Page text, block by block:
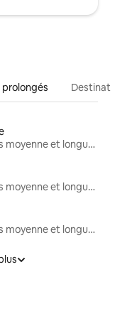
Locations moyenne et longue durée
Locations moyenne et longue durée
Locations moyenne et longue durée